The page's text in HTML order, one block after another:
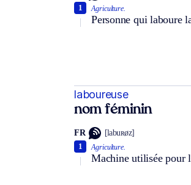
Agriculture.
Personne qui laboure
1
laboureuse
nom féminin
FR [labuʀøz]
Agriculture.
Machine utilisée pour
1